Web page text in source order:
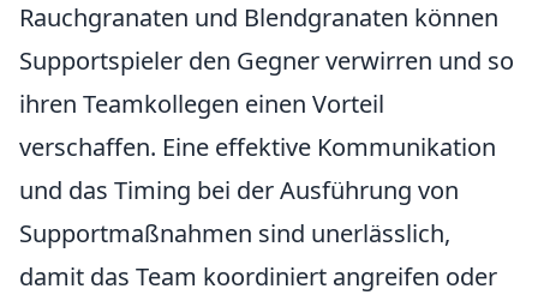
Rauchgranaten und Blendgranaten können
Supportspieler den Gegner verwirren und so
ihren Teamkollegen einen Vorteil
verschaffen. Eine effektive Kommunikation
und das Timing bei der Ausführung von
Supportmaßnahmen sind unerlässlich,
damit das Team koordiniert angreifen oder